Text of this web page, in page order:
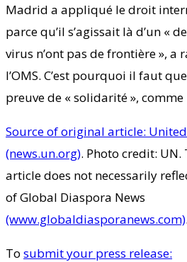
Madrid a appliqué le droit
parce qu’il s’agissait là d’un «
virus n’ont pas de frontière », a
l’OMS. C’est pourquoi il faut
preuve de « solidarité », comme
Source of original article:
(news.un.org). Photo credit:
article does not necessarily
of Global Diaspora News
(www.globaldiasporanews.com).
To submit your press release: